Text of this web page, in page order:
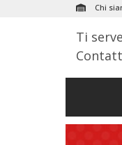
Chi
Ti